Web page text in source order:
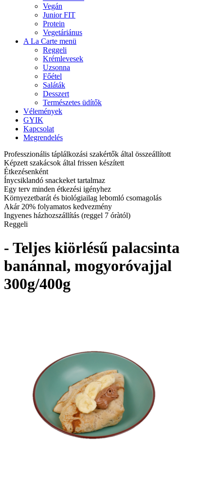
Vegán
Junior FIT
Protein
Vegetáriánus
A La Carte menü
Reggeli
Krémlevesek
Uzsonna
Főétel
Saláták
Desszert
Természetes üdítők
Vélemények
GYIK
Kapcsolat
Megrendelés
Professzionális táplálkozási szakértők által összeállított
Képzett szakácsok által frissen készített
Étkezésenként
Ínycsiklandó snackeket tartalmaz
Egy terv minden étkezési igényhez
Környezetbarát és biológiailag lebomló csomagolás
Akár 20% folyamatos kedvezmény
Ingyenes házhozszállítás (reggel 7 óràtól)
Reggeli
- Teljes kiörlésű palacsinta
banánnal, mogyoróvajjal
300g/400g